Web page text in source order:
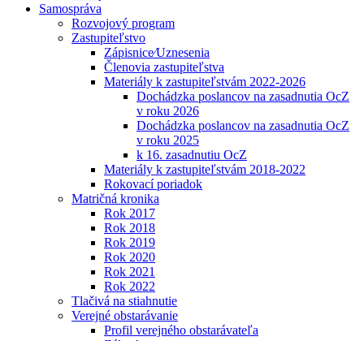
Samospráva
Rozvojový program
Zastupiteľstvo
Zápisnice⁄Uznesenia
Členovia zastupiteľstva
Materiály k zastupiteľstvám 2022-2026
Dochádzka poslancov na zasadnutia OcZ
v roku 2026
Dochádzka poslancov na zasadnutia OcZ
v roku 2025
k 16. zasadnutiu OcZ
Materiály k zastupiteľstvám 2018-2022
Rokovací poriadok
Matričná kronika
Rok 2017
Rok 2018
Rok 2019
Rok 2020
Rok 2021
Rok 2022
Tlačivá na stiahnutie
Verejné obstarávanie
Profil verejného obstarávateľa